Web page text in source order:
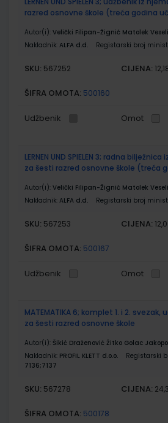
razred osnovne škole (treća godina
Autor(i): Velički Filipan-Žignić Matolek
Nakladnik: ALFA d.d. Registarski broj
SKU: 567252 CIJENA:
ŠIFRA OMOTA: 500160
Udžbenik Omot
LERNEN UND SPIELEN 3; radna
za šesti razred osnovne škole (treća
Autor(i): Velički Filipan-Žignić Matolek
Nakladnik: ALFA d.d. Registarski broj
SKU: 567253 CIJENA:
ŠIFRA OMOTA: 500167
Udžbenik Omot
MATEMATIKA 6; komplet 1. i 2.
za šesti razred osnovne škole
Autor(i): Šikić Draženović Žitko Golac
Nakladnik: PROFIL KLETT d.o.o.
Registarski
7136;7137
SKU: 567278 CIJENA:
ŠIFRA OMOTA: 500178